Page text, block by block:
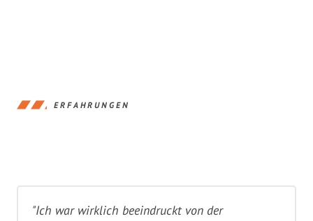
ERFAHRUNGEN
"Ich war wirklich beeindruckt von der